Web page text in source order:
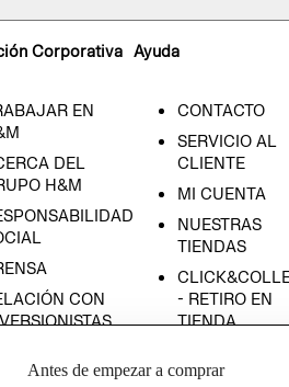
Corporativa
EN
DEL
H&M
CON
Ayuda
CONTACTO
SERVICIO AL
CLIENTE
MI CUENTA
NUESTRAS
TIENDAS
- RETIRO EN
TIENDA
CONDICIONES
Antes de empezar a comprar